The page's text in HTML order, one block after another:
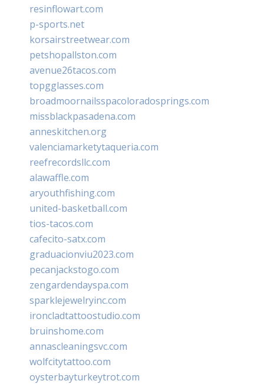
resinflowart.com
p-sports.net
korsairstreetwear.com
petshopallston.com
avenue26tacos.com
topgglasses.com
broadmoornailsspacoloradosprings.com
missblackpasadena.com
anneskitchen.org
valenciamarketytaqueria.com
reefrecordsllc.com
alawaffle.com
aryouthfishing.com
united-basketball.com
tios-tacos.com
cafecito-satx.com
graduacionviu2023.com
pecanjackstogo.com
zengardendayspa.com
sparklejewelryinc.com
ironcladtattoostudio.com
bruinshome.com
annascleaningsvc.com
wolfcitytattoo.com
oysterbayturkeytrot.com